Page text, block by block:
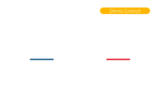
Devis Gratuit